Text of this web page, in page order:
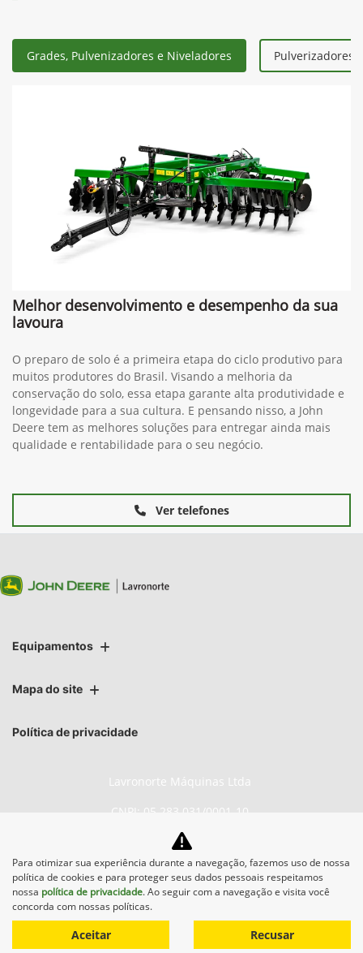
Grades, Pulvenizadores e Niveladores Pulverizadores
Melhor desenvolvimento e desempenho da sua
lavoura
O preparo de solo é a primeira etapa do ciclo produtivo para
muitos produtores do Brasil. Visando a melhoria da
conservação do solo, essa etapa garante alta produtividade e
longevidade para a sua cultura. E pensando nisso, a John
Deere tem as melhores soluções para entregar ainda mais
qualidade e rentabilidade para o seu negócio.
Ver telefones
Equipamentos
Mapa do site
Política de privacidade
Lavronorte Máquinas Ltda
CNPJ: 05.283.031/0001-10
No trânsito, enxergar o outro
salva vidas.
Para otimizar sua experiência durante a navegação, fazemos uso de nossa
política de cookies e para proteger seus dados pessoais respeitamos
nossa política de privacidade. Ao seguir com a navegação e visita você
concorda com nossas políticas.
Aceitar Recusar